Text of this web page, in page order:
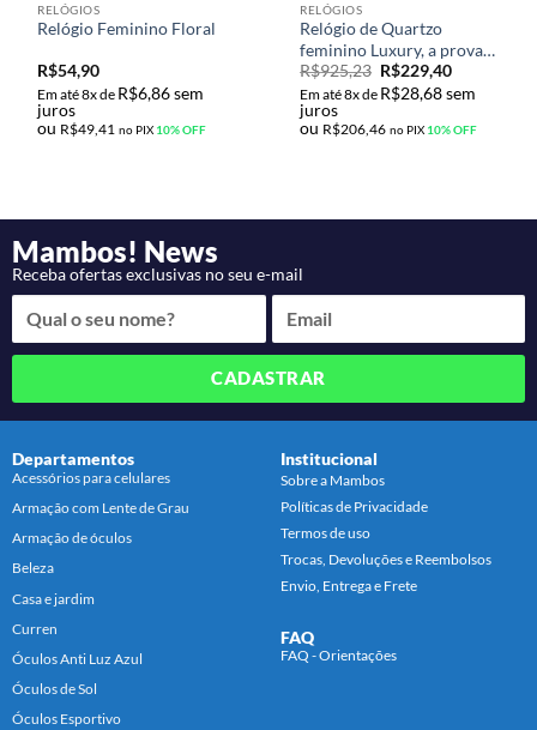
RELÓGIOS
Relógio Feminino Floral
R$54,90
Em até 8x de R$6,86sem
juros
ou R$49,41 no PIX 10% OFF
RELÓGIOS
Relógio de Quartzo
feminino Luxury, a prova
d’água com pulseira em
aço inoxidável e
calendário e vidro Hardlex
CRRJU
R$925,23 R$229,40
Em até 8x de R$28,68sem
juros
ou R$206,46 no PIX 10% OFF
Mambos! News
Receba ofertas exclusivas no seu e-mail
CADASTRAR
Departamentos
Acessórios para celulares
Armação com Lente de Grau
Armação de óculos
Beleza
Casa e jardim
Curren
Óculos Anti Luz Azul
Óculos de Sol
Óculos Esportivo
Institucional
Sobre a Mambos
Políticas de Privacidade
Termos de uso
Trocas, Devoluções e Reembolsos
Envio, Entrega e Frete
FAQ
FAQ - Orientações